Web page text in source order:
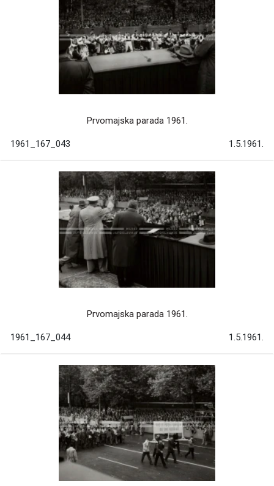
Prvomajska parada 1961.
1961_167_043 1.5.1961.
Prvomajska parada 1961.
1961_167_044 1.5.1961.